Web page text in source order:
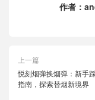
作者：
上一篇
悦刻烟弹换烟弹：新手
指南，探索替烟新境界